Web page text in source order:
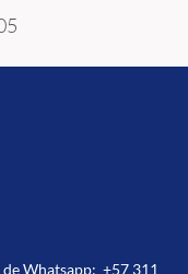
de Whatsapp:+57 311